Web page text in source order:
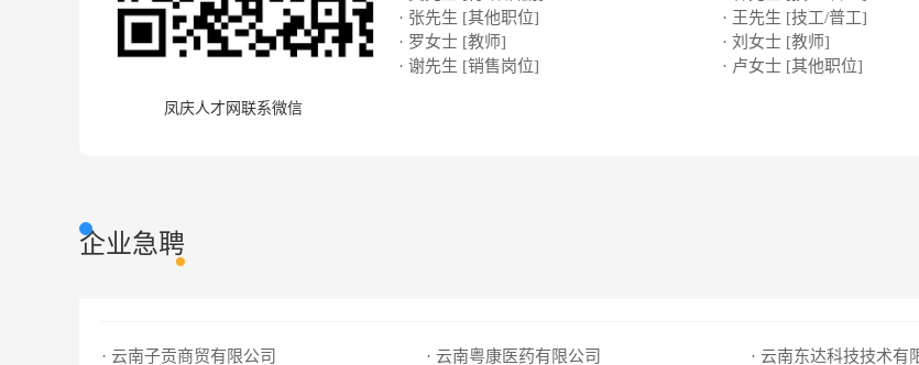
凤庆人才网联系微信
· 张先生 [其他职位]
· 王先生 [技工/普工]
· 罗女士 [教师]
· 刘女士 [教师]
· 谢先生 [销售岗位]
· 卢女士 [其他职位]
企业急聘
· 云南子贡商贸有限公司
· 云南粤康医药有限公司
· 云南东达科技技术有